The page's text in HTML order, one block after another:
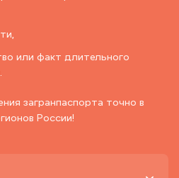
или факт длительного
загранпаспорта точно в
России!